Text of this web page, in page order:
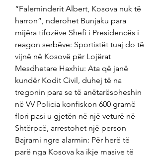
“Faleminderit Albert, Kosova nuk të
harron”, nderohet Bunjaku para
mijëra tifozëve Shefi i Presidencës i
reagon serbëve: Sportistët tuaj do të
vijnë në Kosovë për Lojërat
Mesdhetare Haxhiu: Ata që janë
kundër Kodit Civil, duhej të na
tregonin para se të anëtarësoheshin
në VV Policia konfiskon 600 gramë
flori pasi u gjetën në një veturë në
Shtërpcë, arrestohet një person
Bajrami ngre alarmin: Për herë të
parë nga Kosova ka ikje masive të